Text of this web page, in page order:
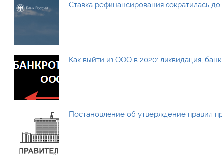
Ставка рефинансирования сократилась
Как выйти из ООО в 2020: ликвидация,
Постановление об утверждение правил